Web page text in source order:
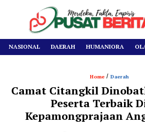
NASIONAL DAERAH HUMANIORA
Home / Daerah
Camat Citangkil
Peserta Terbaik
Kepamongprajaan